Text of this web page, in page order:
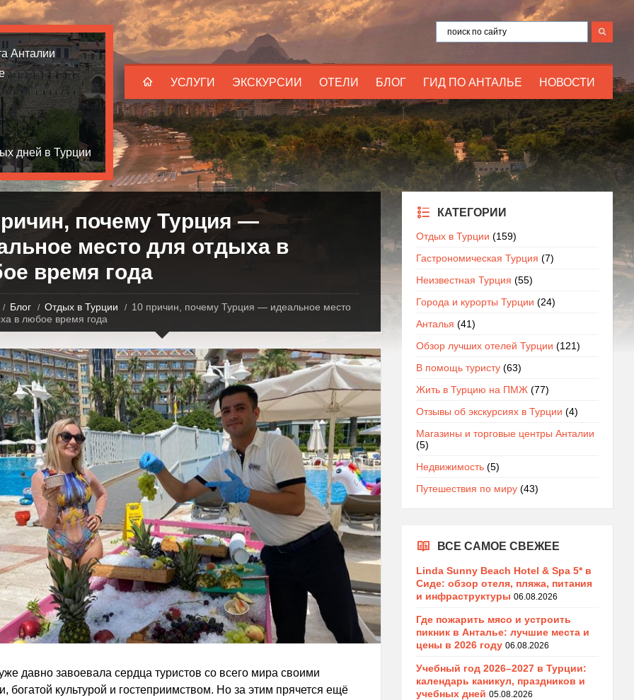
УСЛУГИ ЭКСКУРСИИ ОТЕЛИ БЛОГ ГИД ПО АНТАЛЬЕ НОВОСТИ
Анталии
дней в Турции
почему Турция —
место для отдыха в
время года
Блог Отдых в Турции
10 причин, почему Турция — идеальное место
в любое время года
давно завоевала сердца туристов со всего мира своими
богатой культурой и гостеприимством. Но за этим прячется ещё
КАТЕГОРИИ
Отдых в Турции (159)
Гастрономическая Турция (7)
Неизвестная Турция (55)
Города и курорты Турции (24)
Анталья (41)
Обзор лучших отелей Турции (121)
В помощь туристу(63)
Жить в Турцию на ПМЖ(77)
Отзывы об экскурсиях в Турции (4)
Магазины и торговые центры Анталии
(5)
Недвижимость(5)
Путешествия по миру(43)
ВСЕ САМОЕ СВЕЖЕЕ
Linda Sunny Beach Hotel & Spa 5* в
Сиде: обзор отеля, пляжа, питания
и инфраструктуры 06.08.2026
Где пожарить мясо и устроить
пикник в Анталье: лучшие места и
цены в 2026 году 06.08.2026
Учебный год 2026–2027 в Турции:
календарь каникул, праздников и
учебных дней 05.08.2026